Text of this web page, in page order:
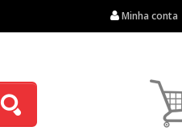
Minha conta